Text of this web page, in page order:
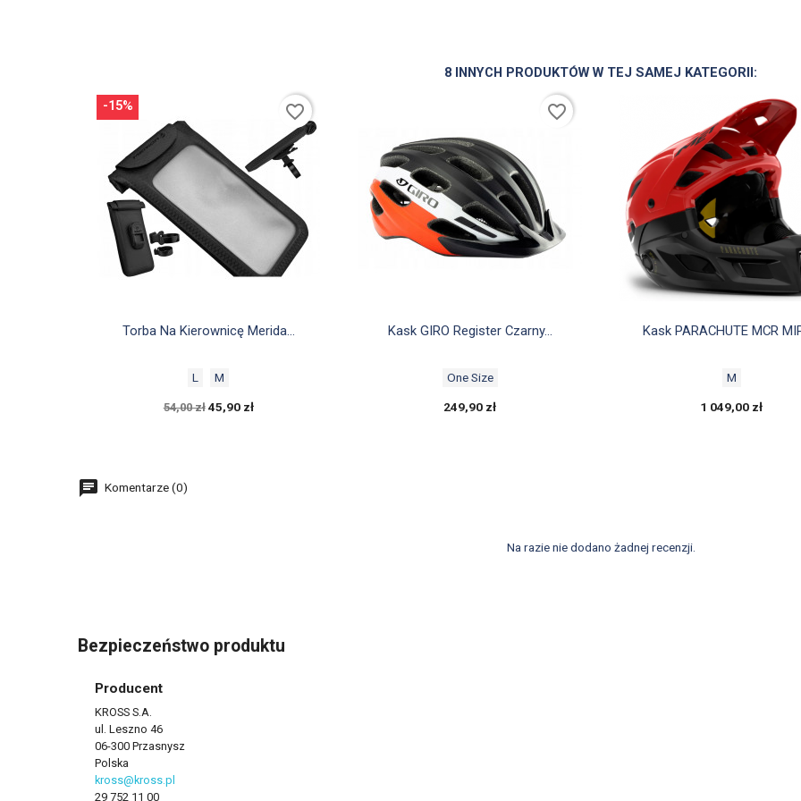
8 INNYCH PRODUKTÓW W TEJ SAMEJ KATEGORII:
Szybki podgląd
Torba Na Kierownicę Merida...
L M
54,00 zł 45,90 zł
-15% favorite_border
Szybki podgląd
Kask GIRO Register Czarny...
One Size
249,90 zł
favorite_border
Szybki podgląd
Kask PARACHUTE MCR
M
1 049,00 zł
Komentarze (0)
Na razie nie dodano żadnej recenzji.
Bezpieczeństwo produktu
Producent
KROSS S.A.
ul. Leszno 46
06-300 Przasnysz
Polska
kross@kross.pl
29 752 11 00